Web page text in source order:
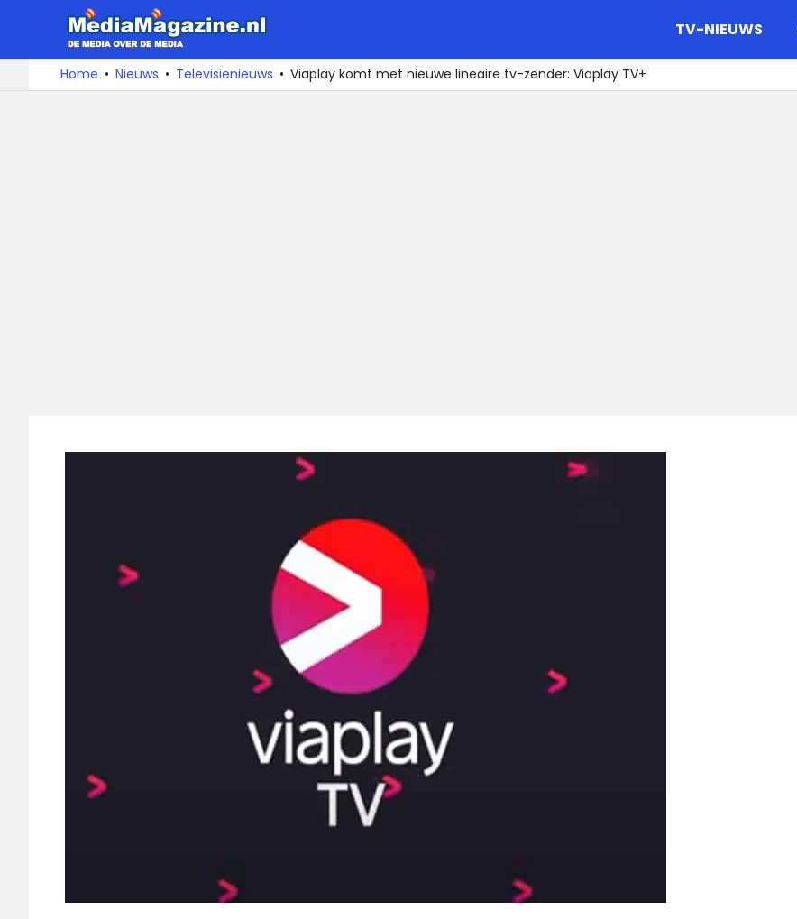
naar
De
media
over
TV-NIEUWS
Home Nieuws Televisienieuws Viaplay komt met nieuwe lineaire tv-zender: Viaplay TV+